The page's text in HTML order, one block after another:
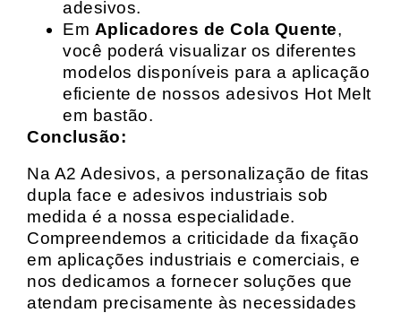
adesivos.
Em Aplicadores de Cola Quente,
você poderá visualizar os diferentes
modelos disponíveis para a aplicação
eficiente de nossos adesivos Hot Melt
em bastão.
Conclusão:
Na A2 Adesivos, a personalização de fitas
dupla face e adesivos industriais sob
medida é a nossa especialidade.
Compreendemos a criticidade da fixação
em aplicações industriais e comerciais, e
nos dedicamos a fornecer soluções que
atendam precisamente às necessidades